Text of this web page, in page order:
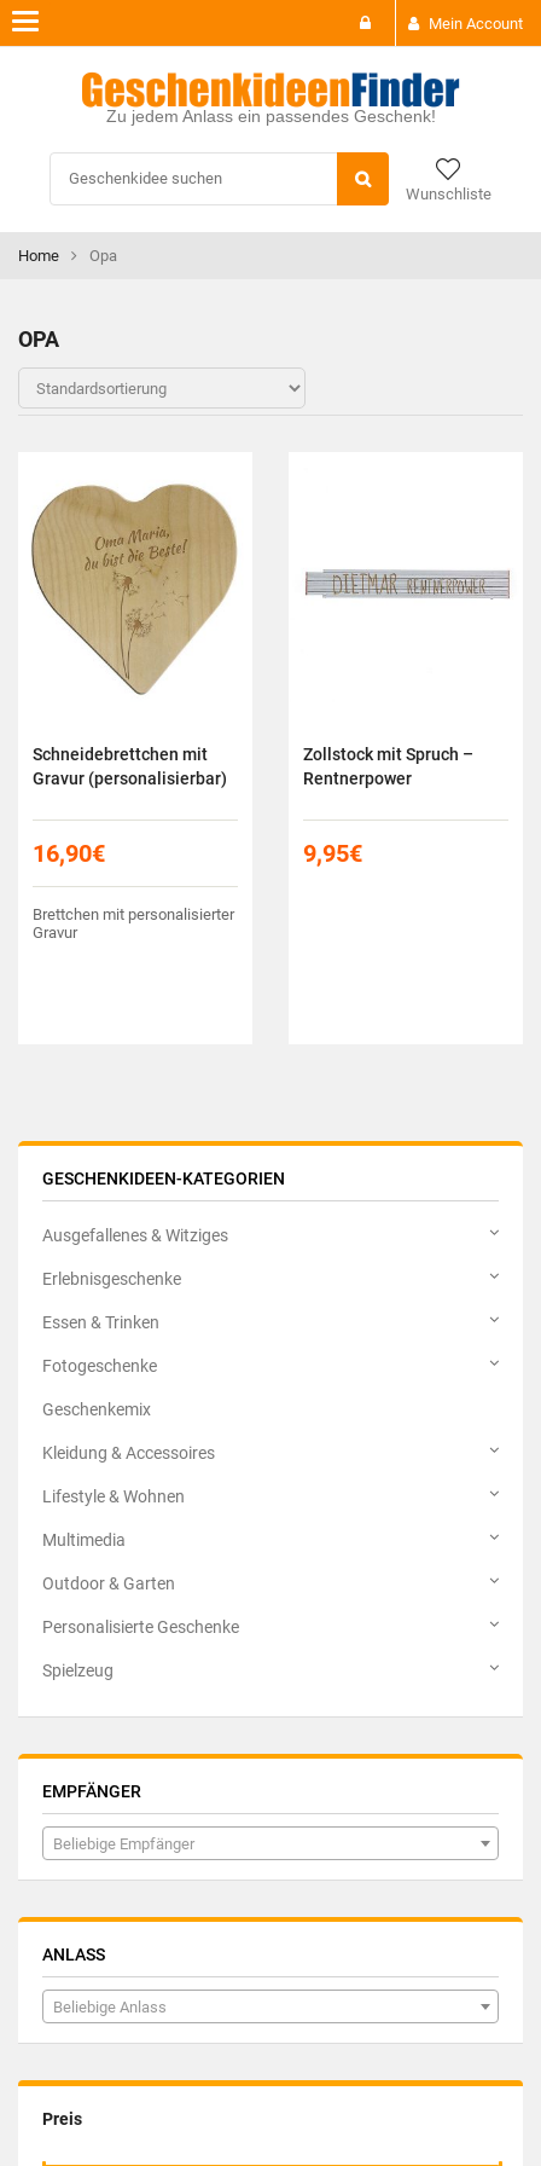
Mein Account
Zu jedem Anlass ein passendes Geschenk!
Wunschliste
Toggle
navigation
Home Opa
GESCHENKIDEEN-KATEGORIEN
Ausgefallenes & Witziges
Erlebnisgeschenke
Essen & Trinken
Fotogeschenke
Geschenkemix
Kleidung & Accessoires
Lifestyle & Wohnen
Multimedia
Outdoor & Garten
Personalisierte Geschenke
Spielzeug
EMPFÄNGER
Beliebige Empfänger
ANLASS
Beliebige Anlass
Preis
OPA
Schneidebrettchen mit
Gravur (personalisierbar)
16,90€
Brettchen mit personalisierter
Gravur
Zollstock mit Spruch –
Rentnerpower
9,95€